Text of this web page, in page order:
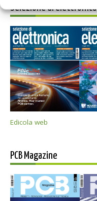
Selezione di elettronica
Edicola web
PCB Magazine